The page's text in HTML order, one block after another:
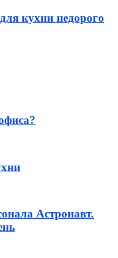
кухни недорого
Астронавт.